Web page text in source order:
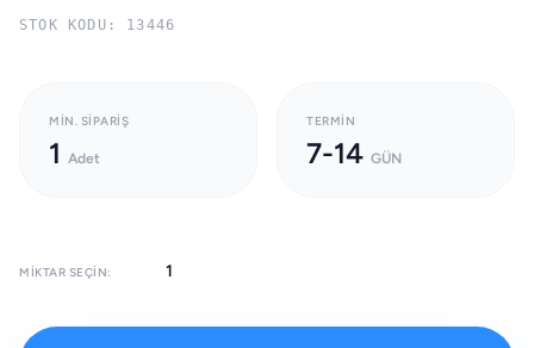
STOK KODU: 13446
MIN. SIPARIŞ
1 Adet
TERMIN
7-14 GÜN
MIKTAR SEÇIN: